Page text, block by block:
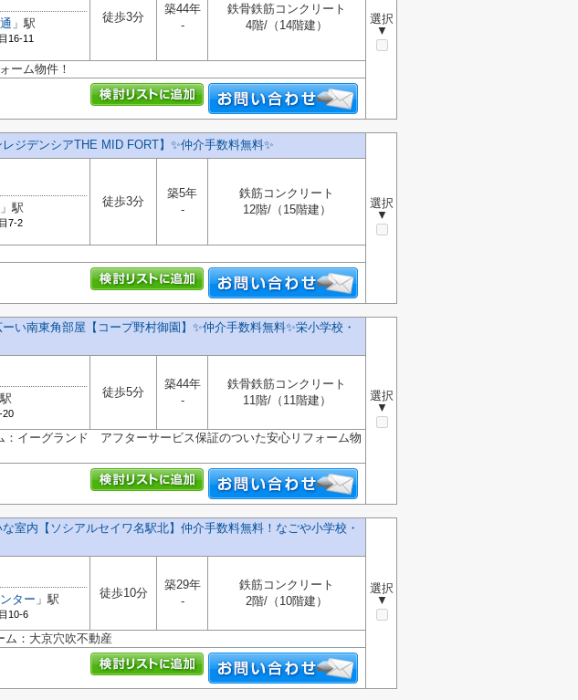
選択
▼
」駅
16-11
徒歩3分
築44年
-
鉄骨鉄筋コンクリート
4階/（14階建）
ーム物件！
レジデンシアTHE MID FORT】✨️仲介手数料無料✨️
選択
▼
」駅
7-2
徒歩3分
築5年
-
鉄筋コンクリート
12階/（15階建）
い南東角部屋【コープ野村御園】✨️仲介手数料無料✨️栄小学校・
選択
▼
20
徒歩5分
築44年
-
鉄骨鉄筋コンクリート
11階/（11階建）
：イーグランド アフターサービス保証のついた安心リフォーム物
室内【ソシアルセイワ名駅北】仲介手数料無料！なごや小学校・
選択
▼
ター 」駅
10-6
徒歩10分
築29年
-
鉄筋コンクリート
2階/（10階建）
ム：大京穴吹不動産